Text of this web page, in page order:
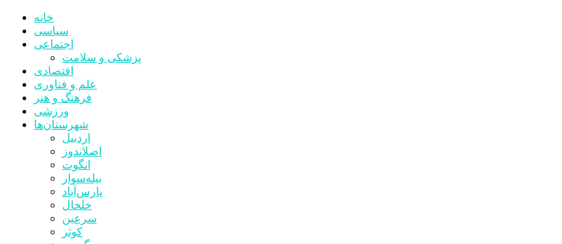
خانه
سیاسی
اجتماعی
پزشکی و سلامت
اقتصادی
علم و فناوری
فرهنگ و هنر
ورزشی
شهرستان‌ها
اردبیل
اصلاندوز
انگوت
بیله‌سوار
پارس‌آباد
خلخال
سرعین
کوثر